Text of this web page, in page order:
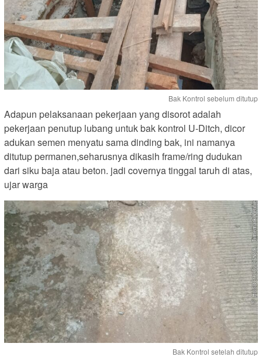
Bak Kontrol sebelum ditutup
Adapun pelaksanaan pekerjaan yang disorot adalah
pekerjaan penutup lubang untuk bak kontrol U-Ditch, dicor
adukan semen menyatu sama dinding bak, ini namanya
ditutup permanen,seharusnya dikasih frame/ring dudukan
dari siku baja atau beton. jadi covernya tinggal taruh di atas,
ujar warga
Bak Kontrol setelah ditutup